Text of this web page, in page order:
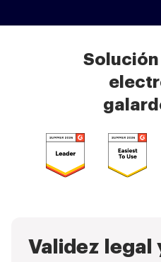
Validez legal